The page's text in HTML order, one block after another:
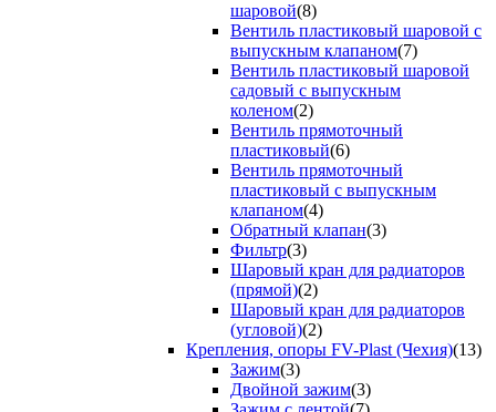
шаровой(8)
Вентиль пластиковый шаровой с
выпускным клапаном(7)
Вентиль пластиковый шаровой
садовый с выпускным
коленом(2)
Вентиль прямоточный
пластиковый(6)
Вентиль прямоточный
пластиковый с выпускным
клапаном(4)
Обратный клапан(3)
Фильтр(3)
Шаровый кран для радиаторов
(прямой)(2)
Шаровый кран для радиаторов
(угловой)(2)
Крепления, опоры FV-Plast (Чехия)(13)
Зажим(3)
Двойной зажим(3)